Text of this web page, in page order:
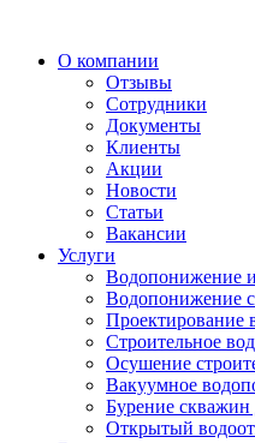
О компании
Отзывы
Сотрудники
Документы
Клиенты
Акции
Новости
Статьи
Вакансии
Услуги
Водопонижение
Водопонижение
Проектирование
Строительное
Осушение
Вакуумное
Бурение
Открытый